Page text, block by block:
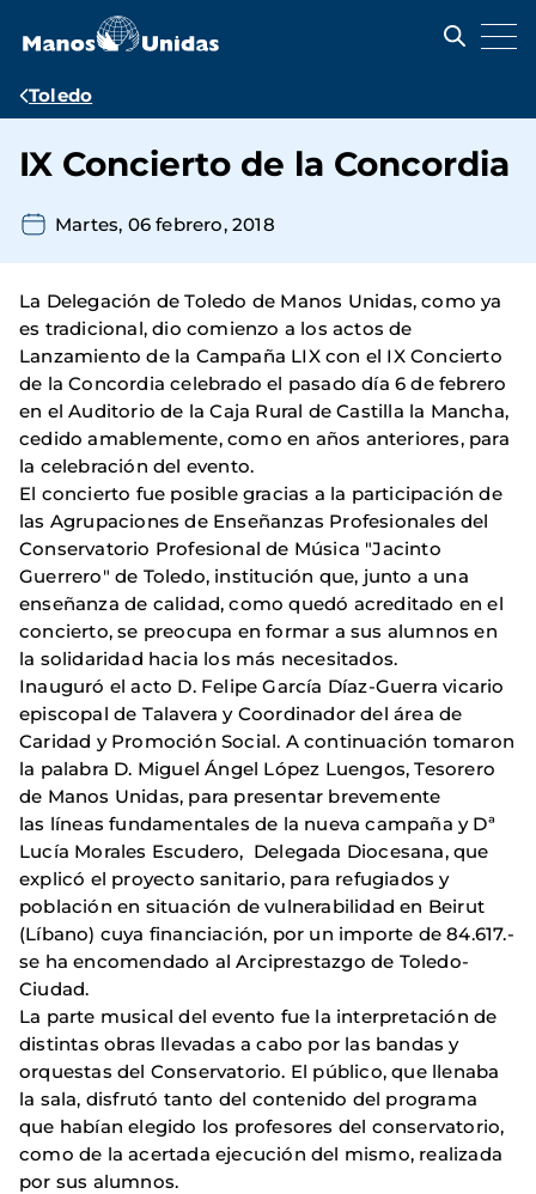
contenido
Ruta
navegación
Toledo
IX Concierto de la Concordia
Martes, 06 febrero, 2018
La Delegación de Toledo de Manos Unidas, como ya
es tradicional, dio comienzo a los actos de
Lanzamiento de la Campaña LIX con el IX Concierto
de la Concordia celebrado el pasado día 6 de febrero
en el Auditorio de la Caja Rural de Castilla la Mancha,
cedido amablemente, como en años anteriores, para
la celebración del evento.
El concierto fue posible gracias a la participación de
las Agrupaciones de Enseñanzas Profesionales del
Conservatorio Profesional de Música "Jacinto
Guerrero" de Toledo, institución que, junto a una
enseñanza de calidad, como quedó acreditado en el
concierto, se preocupa en formar a sus alumnos en
la solidaridad hacia los más necesitados.
Inauguró el acto D. Felipe García Díaz-Guerra vicario
episcopal de Talavera y Coordinador del área de
Caridad y Promoción Social. A continuación tomaron
la palabra D. Miguel Ángel López Luengos, Tesorero
de Manos Unidas, para presentar brevemente
las líneas fundamentales de la nueva campaña y Dª
Lucía Morales Escudero, Delegada Diocesana, que
explicó el proyecto sanitario, para refugiados y
población en situación de vulnerabilidad en Beirut
(Líbano) cuya financiación, por un importe de 84.617.-
se ha encomendado al Arciprestazgo de Toledo-
Ciudad.
La parte musical del evento fue la interpretación de
distintas obras llevadas a cabo por las bandas y
orquestas del Conservatorio. El público, que llenaba
la sala, disfrutó tanto del contenido del programa
que habían elegido los profesores del conservatorio,
como de la acertada ejecución del mismo, realizada
por sus alumnos.